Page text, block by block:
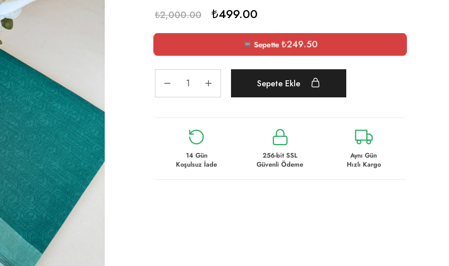
₺2,000.00 ₺499.00
Sepette₺249.50
Sepete Ekle
14 Gün
Koşulsuz İade
256-bit SSL
Güvenli Ödeme
Aynı Gün
Hızlı Kargo